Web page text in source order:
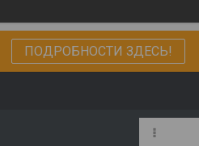
ПОДРОБНОСТИ ЗДЕСЬ!